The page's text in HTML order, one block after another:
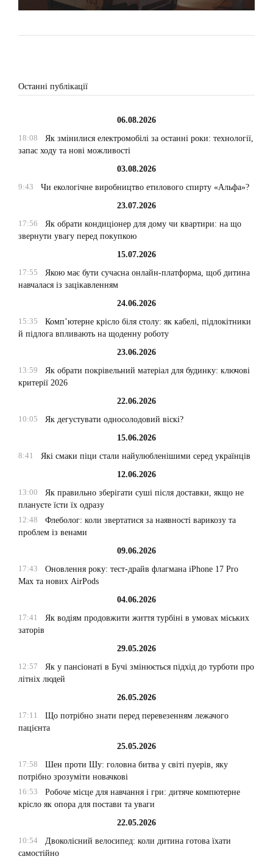
Останні публікації
06.08.2026
18:08
Як змінилися електромобілі за останні роки: технології,
запас ходу та нові можливості
03.08.2026
9:43
Чи екологічне виробництво етилового спирту «Альфа»?
23.07.2026
17:56
Як обрати кондиціонер для дому чи квартири: на що
звернути увагу перед покупкою
15.07.2026
17:55
Якою має бути сучасна онлайн-платформа, щоб дитина
навчалася із зацікавленням
24.06.2026
15:35
Комп’ютерне крісло біля столу: як кабелі, підлокітники
й підлога впливають на щоденну роботу
23.06.2026
13:59
Як обрати покрівельний матеріал для будинку: ключові
критерії 2026
22.06.2026
10:05
Як дегустувати односолодовий віскі?
15.06.2026
8:41
Які смаки піци стали найулюбленішими серед українців
12.06.2026
13:00
Як правильно зберігати суші після доставки, якщо не
плануєте їсти їх одразу
12:48
Флеболог: коли звертатися за наявності варикозу та
проблем із венами
09.06.2026
17:43
Оновлення року: тест-драйв флагмана iPhone 17 Pro
Max та нових AirPods
04.06.2026
17:41
Як водіям продовжити життя турбіні в умовах міських
заторів
29.05.2026
12:57
Як у пансіонаті в Бучі змінюється підхід до турботи про
літніх людей
26.05.2026
17:11
Що потрібно знати перед перевезенням лежачого
пацієнта
25.05.2026
17:58
Шен проти Шу: головна битва у світі пуерів, яку
потрібно зрозуміти новачкові
16:53
Робоче місце для навчання і гри: дитяче компютерне
крісло як опора для постави та уваги
22.05.2026
10:54
Двоколісний велосипед: коли дитина готова їхати
самостійно